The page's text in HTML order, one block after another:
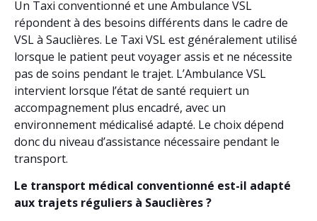
Un Taxi conventionné et une Ambulance VSL
répondent à des besoins différents dans le cadre de
VSL à Sauclières. Le Taxi VSL est généralement utilisé
lorsque le patient peut voyager assis et ne nécessite
pas de soins pendant le trajet. L’Ambulance VSL
intervient lorsque l’état de santé requiert un
accompagnement plus encadré, avec un
environnement médicalisé adapté. Le choix dépend
donc du niveau d’assistance nécessaire pendant le
transport.
Le transport médical conventionné est-il adapté
aux trajets réguliers à Sauclières ?